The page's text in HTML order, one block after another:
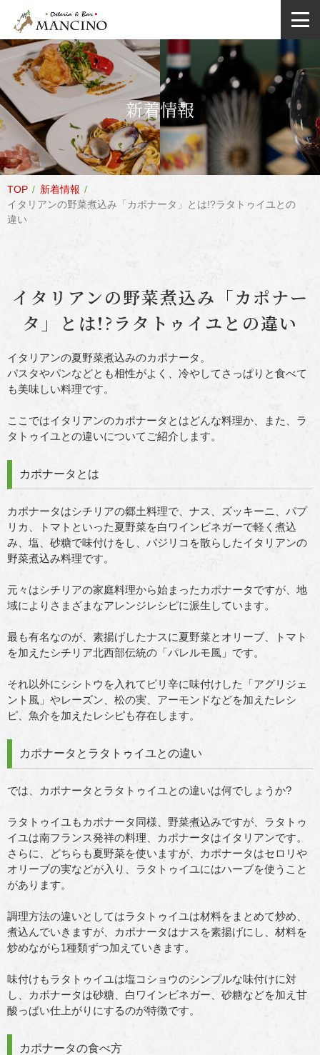
新着情報
TOP
新着情報
イタリアンの野菜煮込み「カポナータ」とは!?ラタトゥイユとの
違い
イタリアンの野菜煮込み「カポナー
タ」とは!?ラタトゥイユとの違い
イタリアンの夏野菜煮込みのカポナータ。
パスタやパンなどとも相性がよく、冷やしてさっぱりと食べて
も美味しい料理です。
ここではイタリアンのカポナータとはどんな料理か、また、ラ
タトゥイユとの違いについてご紹介します。
カポナータとは
カポナータはシチリアの郷土料理で、ナス、ズッキーニ、パプ
リカ、トマトといった夏野菜を白ワインビネガーで軽く煮込
み、塩、砂糖で味付けをし、バジリコを散らしたイタリアンの
野菜煮込み料理です。
元々はシチリアの家庭料理から始まったカポナータですが、地
域によりさまざまなアレンジレシピに派生しています。
最も有名なのが、素揚げしたナスに夏野菜とオリーブ、トマト
を加えたシチリア北西部伝統の「パレルモ風」です。
それ以外にシシトウを入れてピリ辛に味付けした「アグリジェ
ント風」やレーズン、松の実、アーモンドなどを加えたレシ
ピ、魚介を加えたレシピも存在します。
カポナータとラタトゥイユとの違い
では、カポナータとラタトゥイユとの違いは何でしょうか?
ラタトゥイユもカポナータ同様、野菜煮込みですが、ラタトゥ
イユは南フランス発祥の料理、カポナータはイタリアンです。
さらに、どちらも夏野菜を使いますが、カポナータはセロリや
オリーブの実などが入り、ラタトゥイユにはハーブを使うこと
があります。
調理方法の違いとしてはラタトゥイユは材料をまとめて炒め、
煮込んでいきますが、カポナータはナスを素揚げにし、材料を
炒めながら1種類ずつ加えていきます。
味付けもラタトゥイユは塩コショウのシンプルな味付けに対
し、カポナータは砂糖、白ワインビネガー、砂糖などを加え甘
酸っぱい仕上がりにするのが特徴です。
カポナータの食べ方